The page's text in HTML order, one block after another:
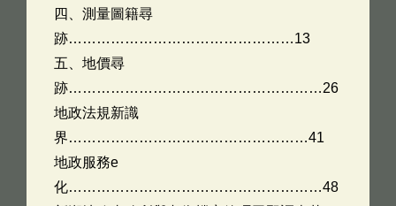
四、測量圖籍尋
跡…………………………………………13
五、地價尋
跡………………………………………………26
地政法規新識
界……………………………………………41
地政服務e
化………………………………………………48